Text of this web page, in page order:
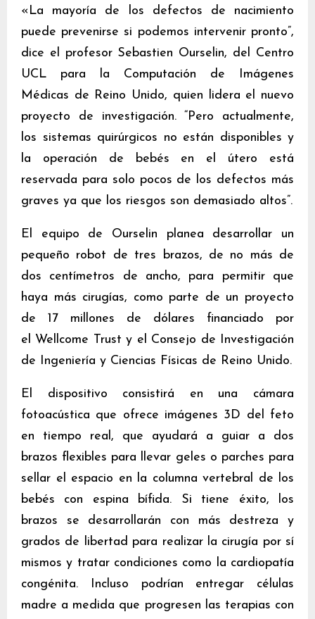
«La mayoría de los defectos de nacimiento
puede prevenirse si podemos intervenir pronto”,
dice el profesor Sebastien Ourselin, del Centro
UCL para la Computación de Imágenes
Médicas de Reino Unido, quien lidera el nuevo
proyecto de investigación. “Pero actualmente,
los sistemas quirúrgicos no están disponibles y
la operación de bebés en el útero está
reservada para solo pocos de los defectos más
graves ya que los riesgos son demasiado altos”.
El equipo de Ourselin planea desarrollar un
pequeño robot de tres brazos, de no más de
dos centímetros de ancho, para permitir que
haya más cirugías, como parte de un proyecto
de 17 millones de dólares financiado por
el Wellcome Trust y el Consejo de Investigación
de Ingeniería y Ciencias Físicas de Reino Unido.
El dispositivo consistirá en una cámara
fotoacústica que ofrece imágenes 3D del feto
en tiempo real, que ayudará a guiar a dos
brazos flexibles para llevar geles o parches para
sellar el espacio en la columna vertebral de los
bebés con espina bífida. Si tiene éxito, los
brazos se desarrollarán con más destreza y
grados de libertad para realizar la cirugía por sí
mismos y tratar condiciones como la cardiopatía
congénita. Incluso podrían entregar células
madre a medida que progresen las terapias con